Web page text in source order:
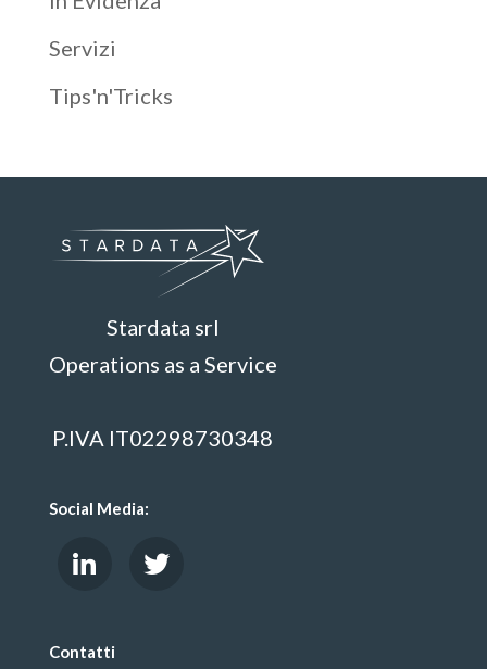
Servizi
Tips'n'Tricks
Stardata srl
Operations as a Service
P.IVA IT02298730348
Social Media:
Contatti